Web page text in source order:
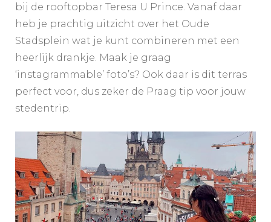
bij de rooftopbar Teresa U Prince. Vanaf daar
heb je prachtig uitzicht over het Oude
Stadsplein wat je kunt combineren met een
heerlijk drankje. Maak je graag
‘instagrammable’ foto’s? Ook daar is dit terras
perfect voor, dus zeker de Praag tip voor jouw
stedentrip.